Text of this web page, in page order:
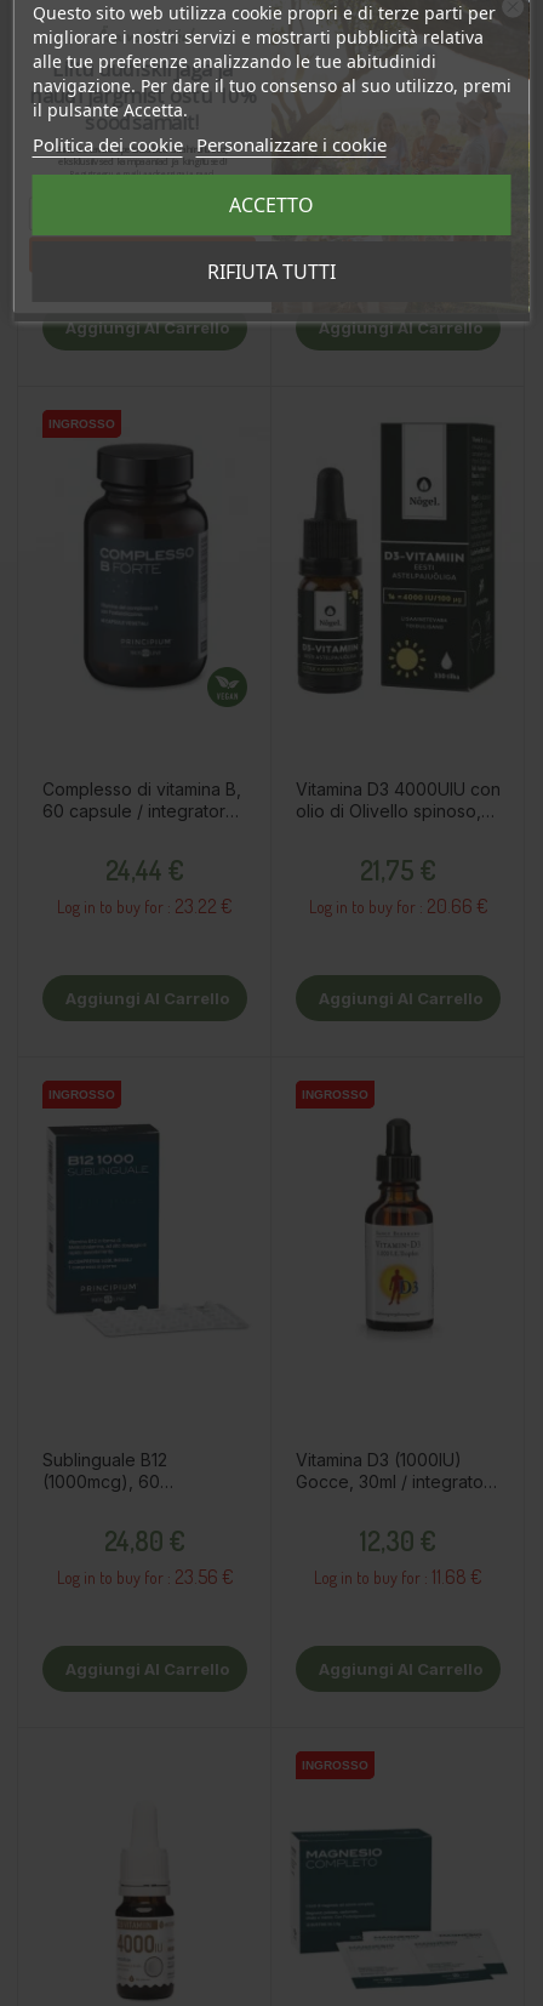
Vitacalm "Propositiv"
compresse, 30pz /
integratore alimentare
Aggiungi Al Carrello
gocce, 10ml / integratore
alimentare
Prezzo
Log in to buy for :23.85 €
Aggiungi Al Carrello
INGROSSO
INGROSSO
Complesso di vitamina B,
60 capsule / integratore
24,44 €
Log in to buy for : 23.22 €
Aggiungi Al Carrello
Vitamina D3 4000UIU con
olio di Olivello spinoso,
21,75 €
Log in to buy for : 20.66 €
Aggiungi Al Carrello
INGROSSO
INGROSSO
Sublinguale B12
(1000mcg), 60
24,80 €
Log in to buy for : 23.56 €
Aggiungi Al Carrello
INGROSSO
INGROSSO
Vitamina D3 (1000IU)
Gocce, 30ml / integratore
12,30 €
Log in to buy for : 11.68 €
Aggiungi Al Carrello
INGROSSO
INGROSSO
Questo sito web utilizza cookie propri e di terze parti per
migliorare i nostri servizi e mostrarti pubblicità relativa
alle tue preferenze analizzando le tue abitudinidi
navigazione. Per dare il tuo consenso al suo utilizzo, premi
il pulsante Accetta.
Politica dei cookie Personalizzare i cookie
RIFIUTA TUTTI
ACCETTO
Ära veel lahku!
Liitu uudiskirjaga ja
naudi järgmist ostu 10%
soodsamalt!
Sind ootavad spetsiaalsed allahindlused,
eksklusiivsed kampaaniad ja kingitused!
Registreeru e-maili aadressiga ja saad